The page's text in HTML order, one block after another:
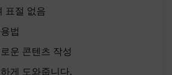
표절 없음
법
운 콘텐츠 작성
게 도와줍니다.